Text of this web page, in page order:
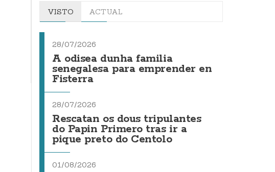
VISTO ACTUAL
28/07/2026
A odisea dunha familia
senegalesa para emprender en
Fisterra
28/07/2026
Rescatan os dous tripulantes
do Papin Primero tras ir a
pique preto do Centolo
01/08/2026